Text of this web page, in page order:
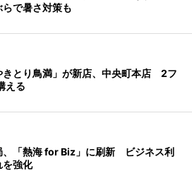
で暑さ対策も
きとり鳥満」が新店、中央町本店 2フ
える
、「熱海 for Biz」に刷新 ビジネス利
を強化